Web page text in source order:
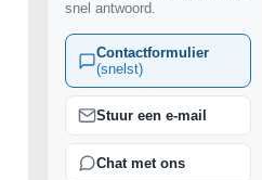
snel antwoord.
Contactformulier
(snelst)
Stuur een e-mail
Chat met ons